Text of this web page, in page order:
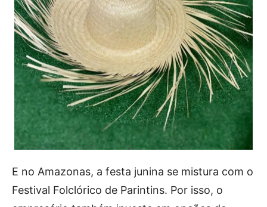
E no Amazonas, a festa junina se mistura com o
Festival Folclórico de Parintins. Por isso, o